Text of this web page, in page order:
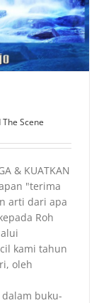
Scene
& KUATKAN
"terima
arti dari apa
Roh
kami tahun
oleh
buku-